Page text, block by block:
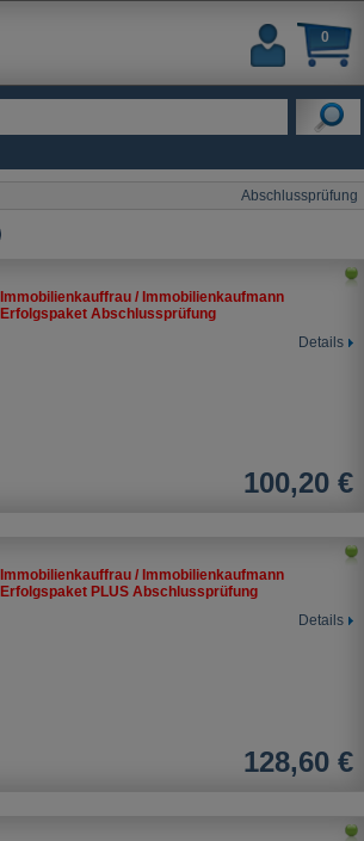
0
Abschlussprüfung
Immobilienkauffrau / Immobilienkaufmann
Erfolgspaket Abschlussprüfung
Details
100,20 €
Immobilienkauffrau / Immobilienkaufmann
Erfolgspaket PLUS Abschlussprüfung
Details
128,60 €